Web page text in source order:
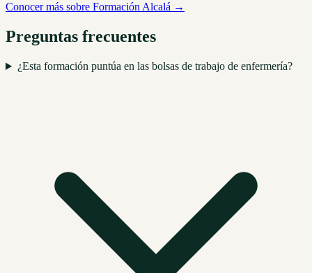
Conocer más sobre Formación Alcalá →
Preguntas frecuentes
¿Esta formación puntúa en las bolsas de trabajo de enfermería?